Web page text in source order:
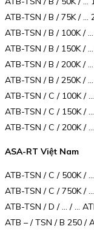
ATB-TSN / B / 75K / …
ATB-TSN / B / 100K / …
ATB-TSN / B / 150K /
ATB-TSN / B / 200K /
ATB-TSN / B / 250K / …
ATB-TSN / C / 100K /
ATB-TSN / C / 150K / …
ATB-TSN / C / 200K /
ASA-RT Việt Nam
ATB-TSN / C / 500K /
ATB-TSN / C / 750K / …
ATB-TSN / D / … / …
ATB – / TSN / B 250 /